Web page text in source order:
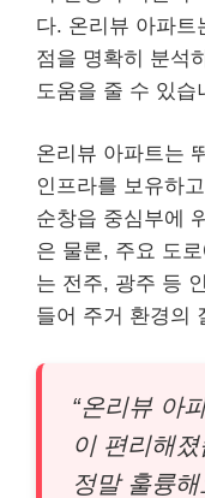
다. 온리뷰 아파트
점을 명확히 분석
도움을 줄 수 있습
온리뷰 아파트는
인프라를 보유하
순창읍 중심부에
은 물론, 주요 도
는 전주, 광주 등
들어 주거 환경의
“온리뷰 아
이 편리해
정말 훌륭